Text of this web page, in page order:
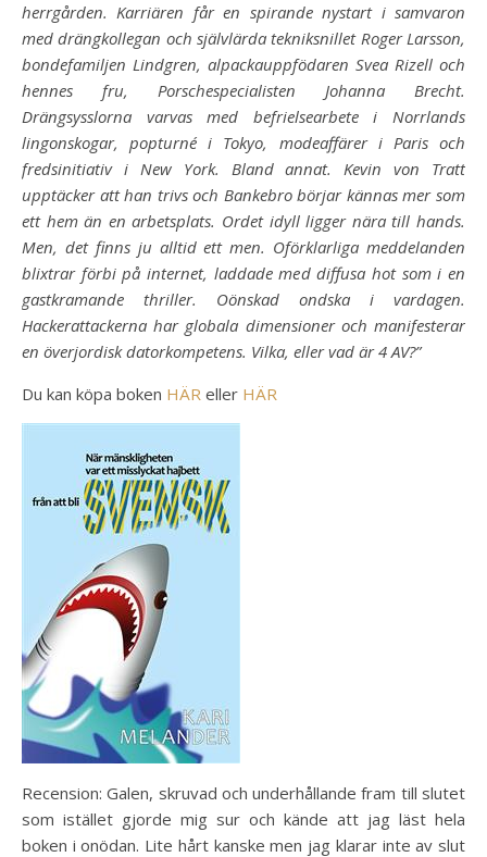
herrgården. Karriären får en spirande nystart i samvaron
med drängkollegan och självlärda tekniksnillet Roger Larsson,
bondefamiljen Lindgren, alpackauppfödaren Svea Rizell och
hennes fru, Porschespecialisten Johanna Brecht.
Drängsysslorna varvas med befrielsearbete i Norrlands
lingonskogar, popturné i Tokyo, modeaffärer i Paris och
fredsinitiativ i New York. Bland annat. Kevin von Tratt
upptäcker att han trivs och Bankebro börjar kännas mer som
ett hem än en arbetsplats. Ordet idyll ligger nära till hands.
Men, det finns ju alltid ett men. Oförklarliga meddelanden
blixtrar förbi på internet, laddade med diffusa hot som i en
gastkramande thriller. Oönskad ondska i vardagen.
Hackerattackerna har globala dimensioner och manifesterar
en överjordisk datorkompetens. Vilka, eller vad är 4 AV?”
Du kan köpa boken HÄR eller HÄR
Recension: Galen, skruvad och underhållande fram till slutet
som istället gjorde mig sur och kände att jag läst hela
boken i onödan. Lite hårt kanske men jag klarar inte av slut